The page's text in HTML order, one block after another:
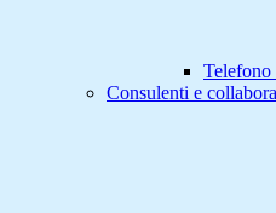
Telefono
Consulenti e